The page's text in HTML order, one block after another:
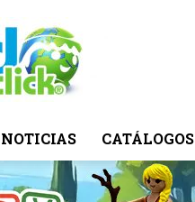
NOTICIAS CATÁLOGOS